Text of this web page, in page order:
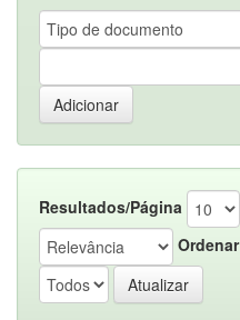
Resultados/Página
Ordenar